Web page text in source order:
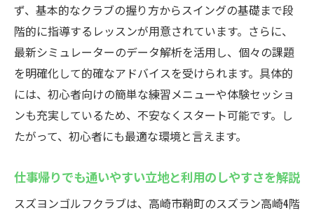
インドアゴルフスクールでレベル別サポー
トの魅力
個室完備で安心できるインドアゴルフスク
ールの特長
会員プランやサービス内容を比較するポイ
ント
受けるメリット
高崎のインドアゴルフ通い方と選び方ガイ
ず、基本的なクラブの握り方からスイングの基礎まで段
階的に指導するレッスンが用意されています。さらに、
最新シミュレーターのデータ解析を活用し、個々の課題
を明確化して的確なアドバイスを受けられます。具体的
には、初心者向けの簡単な練習メニューや体験セッショ
ンも充実しているため、不安なくスタート可能です。し
たがって、初心者にも最適な環境と言えます。
仕事帰りでも通いやすい立地と利用のしやすさを解説
スズヨンゴルフクラブは、高崎市鞘町のスズラン高崎4階